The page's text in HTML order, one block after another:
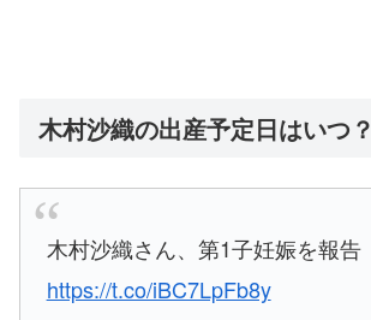
木村沙織の出産予定日はいつ？
木村沙織さん、第1子妊娠を報告
https://t.co/iBC7LpFb8y